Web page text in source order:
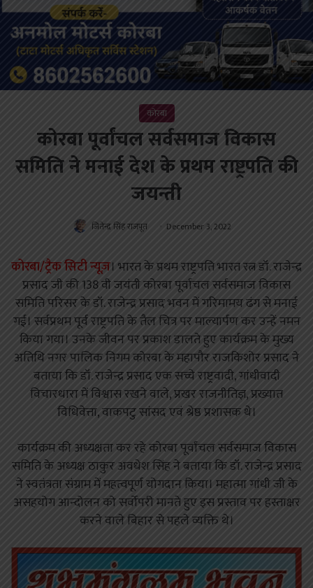
कोरबा
कोरबा पूर्वांचल सर्वसमाज विकास
समिति ने मनाई देश के प्रथम राष्ट्रपति की
जयन्ती
जितेन्द्र सिंह राजपूत December 3, 2022
कोरबा/ट्रैक सिटी न्यूज़। भारत के प्रथम राष्ट्रपति भारत रत्न डॉ. राजेन्द्र
प्रसाद जी की 138 वी जयंती कोरबा पूर्वाचल सर्वसमाज विकास
समिति परिसर के डॉ. राजेन्द्र प्रसाद भवन में गरिमामय ढंग से मनाई
गई। सर्वप्रथम पूर्व राष्ट्रपति के तैल चित्र पर माल्यार्पण कर उन्हें नमन
किया गया। उनके जीवन पर प्रकाश डालते हुए कार्यक्रम के मुख्य
अतिथि नगर पालिक निगम कोरबा के महापौर राजकिशोर प्रसाद ने
बताया कि डॉ. राजेन्द्र प्रसाद एक सच्चे राष्ट्रवादी, गांधीवादी
विचारधारा में विश्वास रखने वाले, प्रखर राजनीतिज्ञ, प्रख्यात
विधिवेत्ता, वाकपटु सांसद एवं श्रेष्ठ प्रशासक थे।
कार्यक्रम की अध्यक्षता कर रहे कोरबा पूर्वांचल सर्वसमाज विकास
समिति के अध्यक्ष ठाकुर अवधेश सिंह ने बताया कि डॉ. राजेन्द्र प्रसाद
ने स्वतंत्रता संग्राम में महत्वपूर्ण योगदान किया। महात्मा गांधी जी के
असहयोग आन्दोलन को सर्वोपरी मानते हुए इस प्रस्ताव पर हस्ताक्षर
करने वाले बिहार से पहले व्यक्ति थे।